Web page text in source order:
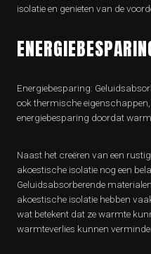
isolatie en genieten van de
Energiebesparing:
ook thermische
energiebesparing doordat
Naast het creëren van een
akoestische isolatie nog een
Geluidsabsorberende
akoestische isolatie hebben
wat betekent dat ze warmte
warmteverlies kunnen